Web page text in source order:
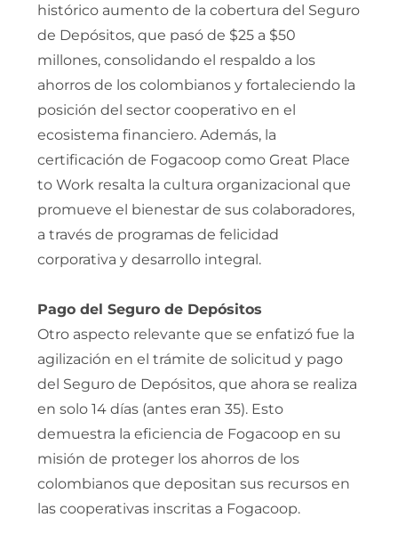
histórico aumento de la cobertura del Seguro
de Depósitos, que pasó de $25 a $50
millones, consolidando el respaldo a los
ahorros de los colombianos y fortaleciendo la
posición del sector cooperativo en el
ecosistema financiero. Además, la
certificación de Fogacoop como Great Place
to Work resalta la cultura organizacional que
promueve el bienestar de sus colaboradores,
a través de programas de felicidad
corporativa y desarrollo integral.
Pago del Seguro de Depósitos
Otro aspecto relevante que se enfatizó fue la
agilización en el trámite de solicitud y pago
del Seguro de Depósitos, que ahora se realiza
en solo 14 días (antes eran 35). Esto
demuestra la eficiencia de Fogacoop en su
misión de proteger los ahorros de los
colombianos que depositan sus recursos en
las cooperativas inscritas a Fogacoop.